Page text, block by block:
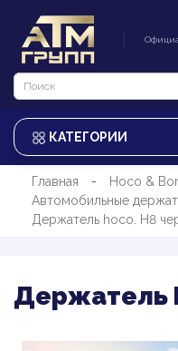
КАТЕГОРИИ
Главная
Hoco &
Автомобильные
Держатель hoco. H8
Держатель